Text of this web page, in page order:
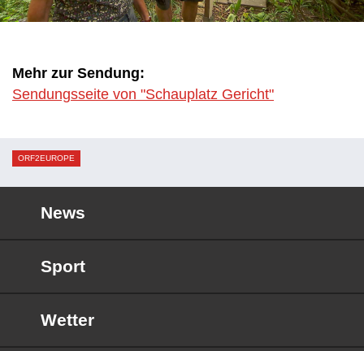
Mehr zur Sendung:
Sendungsseite von "Schauplatz Gericht"
ORF2EUROPE
News
Sport
Wetter